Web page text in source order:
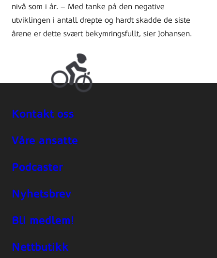
nivå som i år. – Med tanke på den negative
utviklingen i antall drepte og hardt skadde de siste
årene er dette svært bekymringsfullt, sier Johansen.
Kontakt oss
Våre ansatte
Podcaster
Nyhetsbrev
Bli medlem!
Nettbutikk